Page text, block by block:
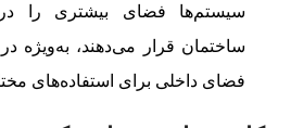
سیستم‌ها فضای بیشتری را در
ساختمان قرار می‌دهند، به‌ویژه
فضای داخلی برای استفاده‌های